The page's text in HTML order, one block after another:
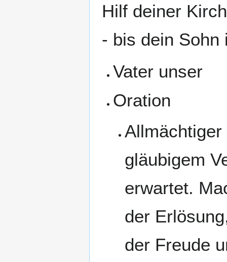
Hilf deiner
- bis dein Sohn
Vater unser
Oration
gläubigem
erwartet.
der
der Freude